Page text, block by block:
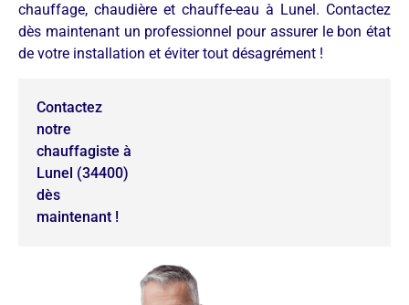
chauffage, chaudière et chauffe-eau à Lunel. Contactez
dès maintenant un professionnel pour assurer le bon état
de votre installation et éviter tout désagrément !
Contactez
notre
chauffagiste à
Lunel (34400)
dès
maintenant !